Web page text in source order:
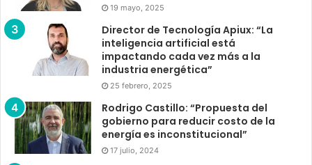
19 mayo, 2025
Director de Tecnología Apiux: “La
inteligencia artificial está
impactando cada vez más a la
industria energética”
25 febrero, 2025
Rodrigo Castillo: “Propuesta del
gobierno para reducir costo de la
energía es inconstitucional”
17 julio, 2024